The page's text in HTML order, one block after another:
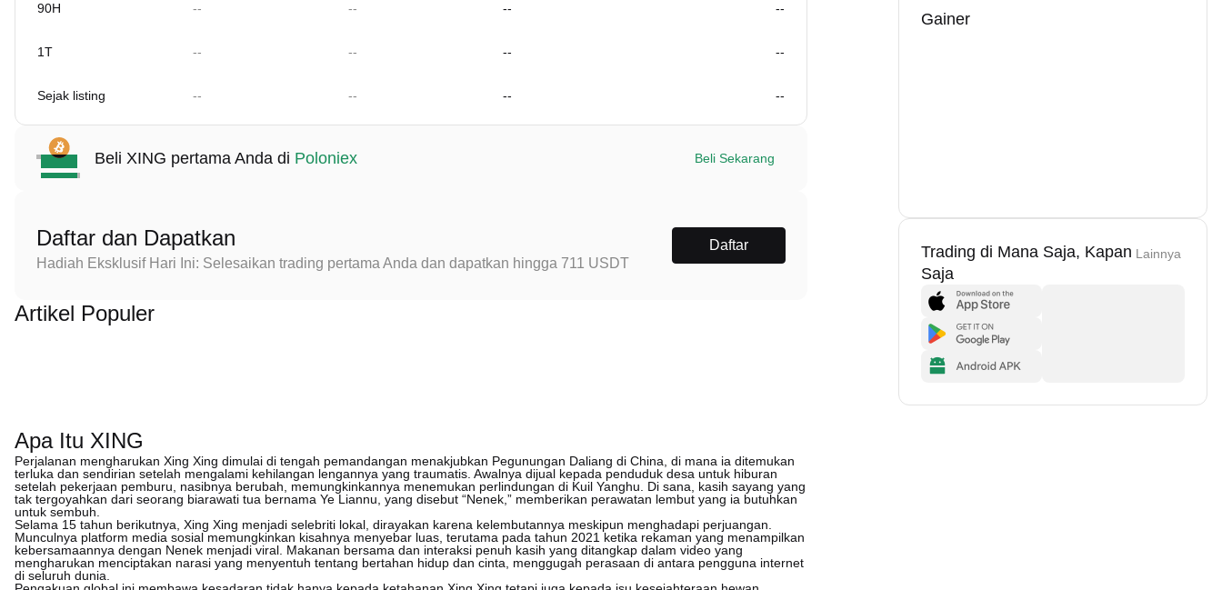
90H -- -- -- --
1T -- -- -- --
Sejak listing -- -- -- --
Beli XING pertama Anda di Poloniex Beli Sekarang
Daftar dan Dapatkan
Hadiah Eksklusif Hari Ini: Selesaikan trading pertama Anda dan dapatkan hingga 711 USDT
Daftar
Artikel Populer
Apa Itu XING
Perjalanan mengharukan Xing Xing dimulai di tengah pemandangan menakjubkan Pegunungan Daliang di China, di mana ia ditemukan
terluka dan sendirian setelah mengalami kehilangan lengannya yang traumatis. Awalnya dijual kepada penduduk desa untuk hiburan
setelah pekerjaan pemburu, nasibnya berubah, memungkinkannya menemukan perlindungan di Kuil Yanghu. Di sana, kasih sayang yang
tak tergoyahkan dari seorang biarawati tua bernama Ye Liannu, yang disebut “Nenek,” memberikan perawatan lembut yang ia butuhkan
untuk sembuh.
Selama 15 tahun berikutnya, Xing Xing menjadi selebriti lokal, dirayakan karena kelembutannya meskipun menghadapi perjuangan.
Munculnya platform media sosial memungkinkan kisahnya menyebar luas, terutama pada tahun 2021 ketika rekaman yang menampilkan
kebersamaannya dengan Nenek menjadi viral. Makanan bersama dan interaksi penuh kasih yang ditangkap dalam video yang
mengharukan menciptakan narasi yang menyentuh tentang bertahan hidup dan cinta, menggugah perasaan di antara pengguna internet
di seluruh dunia.
Gainer
Trading di Mana Saja, Kapan
Saja
Lainnya